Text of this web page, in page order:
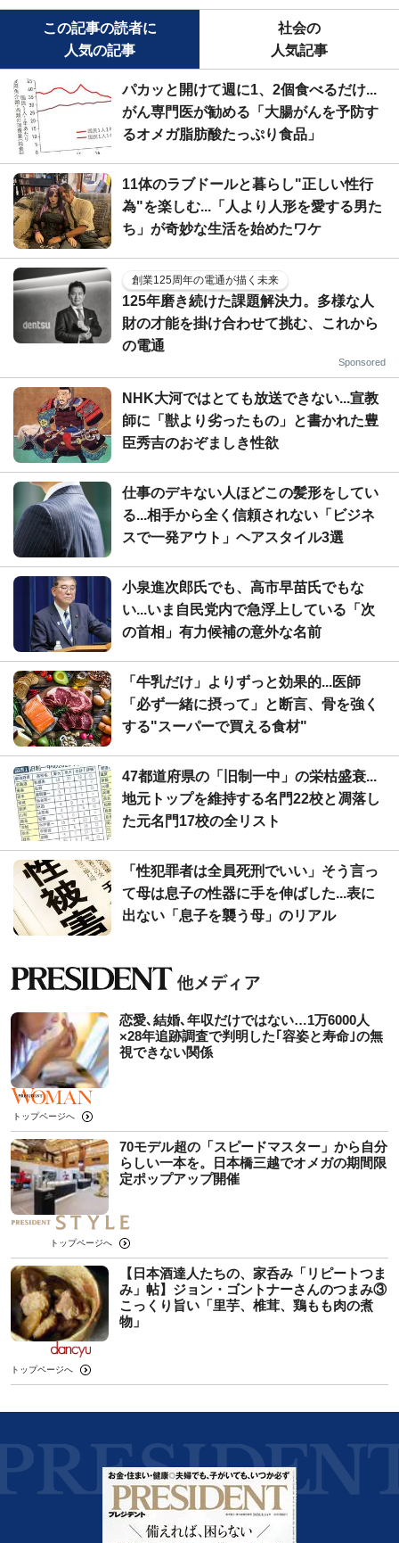
この記事の読者に
人気の記事
社会の
人気記事
パカッと開けて週に1、2個食べるだけ...
がん専門医が勧める「大腸がんを予防す
るオメガ脂肪酸たっぷり食品」
11体のラブドールと暮らし"正しい性行
為"を楽しむ...「人より人形を愛する男た
ち」が奇妙な生活を始めたワケ
創業125周年の電通が描く未来
125年磨き続けた課題解決力。多様な人
財の才能を掛け合わせて挑む、これから
の電通
Sponsored
NHK大河ではとても放送できない...宣教
師に「獣より劣ったもの」と書かれた豊
臣秀吉のおぞましき性欲
仕事のデキない人ほどこの髪形をしてい
る...相手から全く信頼されない「ビジネ
スで一発アウト」ヘアスタイル3選
小泉進次郎氏でも、高市早苗氏でもな
い...いま自民党内で急浮上している「次
の首相」有力候補の意外な名前
「牛乳だけ」よりずっと効果的...医師
「必ず一緒に摂って」と断言、骨を強く
する"スーパーで買える食材"
47都道府県の「旧制一中」の栄枯盛衰...
地元トップを維持する名門22校と凋落し
た元名門17校の全リスト
「性犯罪者は全員死刑でいい」そう言っ
て母は息子の性器に手を伸ばした...表に
出ない「息子を襲う母」のリアル
恋愛､結婚､年収だけではない…1万6000人
×28年追跡調査で判明した｢容姿と寿命｣の無
視できない関係
トップページへ
70モデル超の「スピードマスター」から自分
らしい一本を。日本橋三越でオメガの期間限
定ポップアップ開催
トップページへ
【日本酒達人たちの、家呑み「リピートつま
み」帖】ジョン・ゴントナーさんのつまみ③
こっくり旨い「里芋、椎茸、鶏もも肉の煮
物」
トップページへ